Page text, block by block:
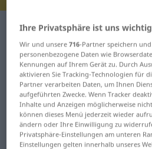
Deutsch-Englisch Wörterbuch
Erinnerungsschreiben
Deutsch-Englisch
Übersetzung
Ihre Privatsphäre ist uns wichtig
Wir und unsere716-Partner speichern
personenbezogene Daten wie
Kennungen auf Ihrem Gerät zu. Durch
aktivieren Sie Tracking-Technologien für
Partner verarbeiten Daten, um Ihnen
aufgeführten Zwecke. Wenn Tracker
Inhalte und Anzeigen möglicherweise
können dieses Menü jederzeit wieder
ändern oder Ihre Einwilligung zu
Privatsphäre-Einstellungen am unteren
Einstellungen gelten innerhalb unseres